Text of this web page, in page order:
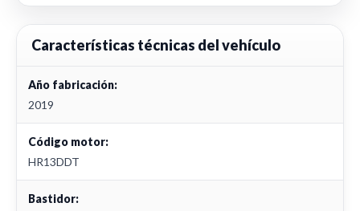
Características técnicas del vehículo
Año fabricación:
2019
Código motor:
HR13DDT
Bastidor: